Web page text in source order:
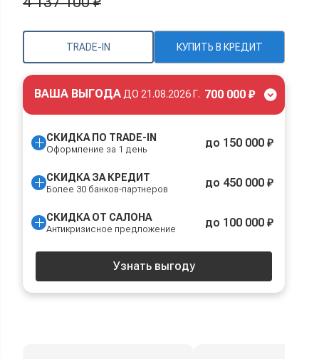
TRADE-IN КУПИТЬ В КРЕДИТ
ВАША ВЫГОДАДО 21.08.2026 Г. 700 000 ₽
СКИДКА ПО TRADE-IN
Оформление за 1 день до 150 000 ₽
СКИДКА ЗА КРЕДИТ
Более 30 банков-партнеров до 450 000 ₽
СКИДКА ОТ САЛОНА
Антикризисное предложение до 100 000 ₽
Узнать выгоду